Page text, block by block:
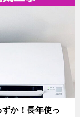
か！長年使っ